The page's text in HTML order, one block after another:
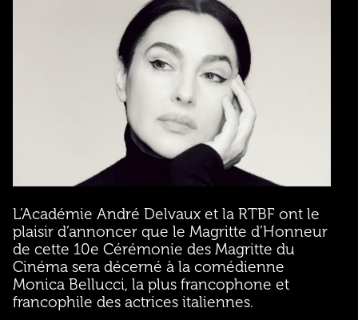
L’Académie André Delvaux et la RTBF ont le
plaisir d’annoncer que le Magritte d’Honneur
de cette 10e Cérémonie des Magritte du
Cinéma sera décerné à la comédienne
Monica Bellucci, la plus francophone et
francophile des actrices italiennes.